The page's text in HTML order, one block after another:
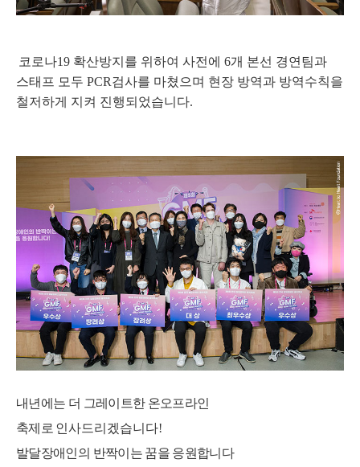
코로나19 확산방지를 위하여 사전에6개 본선 경연팀과
스태프 모두 PCR검사를 마쳤으며 현장 방역과 방역수칙을
철저하게 지켜 진행되었습니다.
내년에는 더 그레이트한 온오프라인
축제로 인사드리겠습니다!
발달장애인의 반짝이는 꿈을 응원합니다